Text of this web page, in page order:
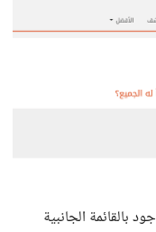
بالقائمة الجانبية